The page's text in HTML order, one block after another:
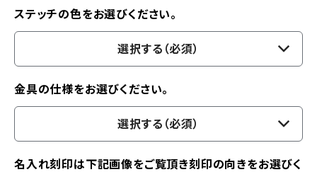
ステッチの色をお選びください。
選択する（必須）
金具の仕様をお選びください。
選択する（必須）
名入れ刻印は下記画像をご覧頂き刻印の向きをお選びく